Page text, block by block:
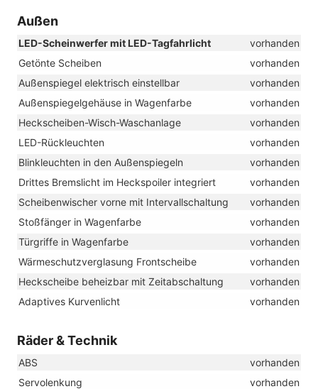
Außen
LED-Scheinwerfer mit LED-Tagfahrlicht
vorhanden
Getönte Scheiben
vorhanden
Außenspiegel elektrisch einstellbar
vorhanden
Außenspiegelgehäuse in Wagenfarbe
vorhanden
Heckscheiben-Wisch-Waschanlage
vorhanden
LED-Rückleuchten
vorhanden
Blinkleuchten in den Außenspiegeln
vorhanden
Drittes Bremslicht im Heckspoiler integriert
vorhanden
Scheibenwischer vorne mit Intervallschaltung
vorhanden
Stoßfänger in Wagenfarbe
vorhanden
Türgriffe in Wagenfarbe
vorhanden
Wärmeschutzverglasung Frontscheibe
vorhanden
Heckscheibe beheizbar mit Zeitabschaltung
vorhanden
Adaptives Kurvenlicht
vorhanden
Räder & Technik
ABS
vorhanden
Servolenkung
vorhanden